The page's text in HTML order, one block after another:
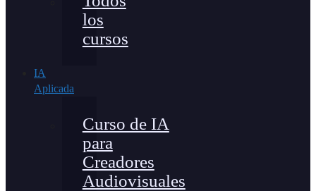
los
cursos
IA
Aplicada
Curso de IA
para
Creadores
Audiovisuales